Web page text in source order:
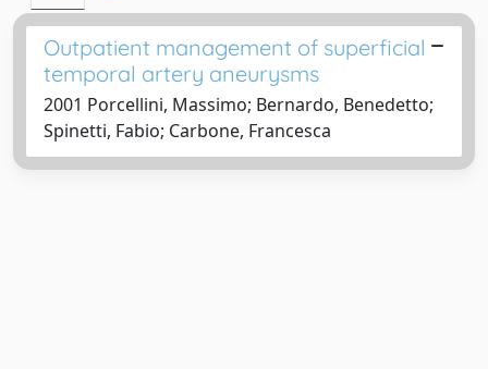
Outpatient management of superficial
temporal artery aneurysms
2001 Porcellini, Massimo; Bernardo, Benedetto;
Spinetti, Fabio; Carbone, Francesca